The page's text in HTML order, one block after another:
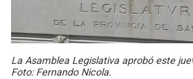
La Asamblea Legislativa aprobó este
Foto: Fernando Nicola.